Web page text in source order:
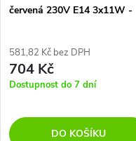
červená 230V E14 3x11W -
581,82 Kč bez DPH
704 Kč
Dostupnost do 7 dní
DO KOŠÍKU